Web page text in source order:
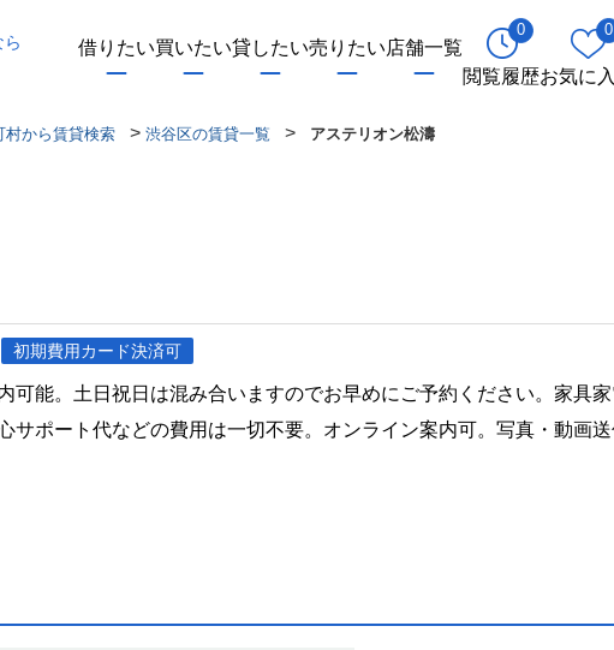
借りたい買いたい貸したい売りたい店舗一覧
0
閲覧履歴
0
お気に
村から賃貸検索 > 渋谷区の賃貸一覧 > アステリオン松濤
初期費用カード決済可
能。土日祝日は混み合いますのでお早めにご予約ください。家具
ポート代などの費用は一切不要。オンライン案内可。写真・動画